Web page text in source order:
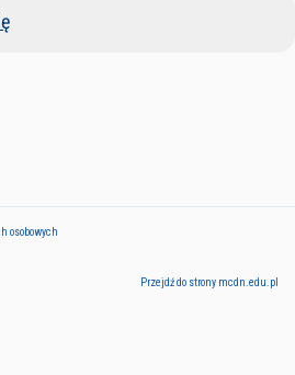
osobowych
Przejdź do strony mcdn.edu.pl